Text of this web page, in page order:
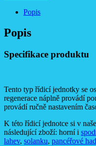
Popis
Popis
Specifikace produktu
Tento typ řídicí jednotky se
regenerace náplně provádí
provádí ručně nastavením
K této řídicí jednotce si v
následující zboží: horní i
lahev, solanku, pancéřové